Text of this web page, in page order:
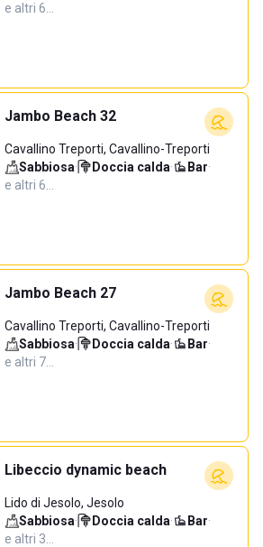
e altri 6…
Jambo Beach 32
Cavallino Treporti, Cavallino-Treporti
Sabbiosa· Doccia calda· Bar·
e altri 6…
Jambo Beach 27
Cavallino Treporti, Cavallino-Treporti
Sabbiosa· Doccia calda· Bar·
e altri 7…
Libeccio dynamic beach
Lido di Jesolo, Jesolo
Sabbiosa· Doccia calda· Bar·
e altri 3…